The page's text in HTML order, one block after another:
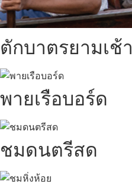
ตักบาตรยามเช้า
พายเรือบอร์ด
ชมดนตรีสด